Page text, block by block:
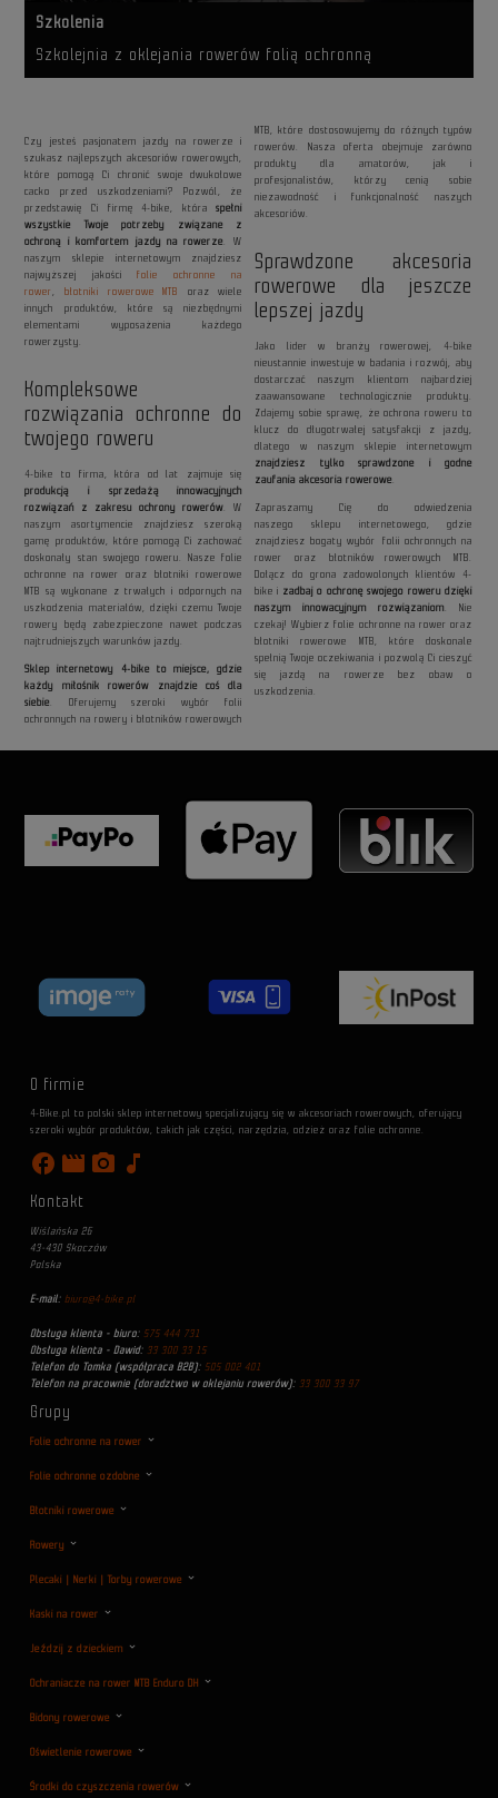
Szkolenia
Szkolejnia z oklejania rowerów folią ochronną
Czy jesteś pasjonatem jazdy na rowerze i
szukasz najlepszych akcesoriów rowerowych,
które pomogą Ci chronić swoje dwukołowe
cacko przed uszkodzeniami? Pozwól, że
przedstawię Ci firmę 4-bike, któraspełni
wszystkie Twoje potrzeby związane z
ochroną i komfortem jazdy na rowerze. W
naszym sklepie internetowym znajdziesz
najwyższej jakości folie ochronne na
rower, błotniki rowerowe MTB
oraz wiele
innych produktów, które są niezbędnymi
elementami wyposażenia każdego
rowerzysty.
Kompleksowe
rozwiązania ochronne do
twojego roweru
4-bike to firma, która od lat zajmuje się
produkcją i sprzedażą innowacyjnych
rozwiązań z zakresu ochrony rowerów. W
naszym asortymencie znajdziesz szeroką
gamę produktów, które pomogą Ci zachować
doskonały stan swojego roweru. Nasze folie
ochronne na rower oraz błotniki rowerowe
MTB są wykonane z trwałych i odpornych na
uszkodzenia materiałów, dzięki czemu Twoje
rowery będą zabezpieczone nawet podczas
najtrudniejszych warunków jazdy.
Sklep internetowy 4-bike to miejsce, gdzie
każdy miłośnik rowerów znajdzie coś dla
siebie. Oferujemy szeroki wybór folii
ochronnych na rowery i błotników rowerowych
MTB, które dostosowujemy do różnych typów
rowerów. Nasza oferta obejmuje zarówno
produkty dla amatorów, jak i
profesjonalistów, którzy cenią sobie
niezawodność i funkcjonalność naszych
akcesoriów.
Sprawdzone akcesoria
rowerowe dla jeszcze
lepszej jazdy
Jako lider w branży rowerowej, 4-bike
nieustannie inwestuje w badania i rozwój, aby
dostarczać naszym klientom najbardziej
zaawansowane technologicznie produkty.
Zdajemy sobie sprawę, że ochrona roweru to
klucz do długotrwałej satysfakcji z jazdy,
dlatego w naszym sklepie internetowym
znajdziesz tylko sprawdzone i godne
zaufania akcesoria rowerowe.
Zapraszamy Cię do odwiedzenia
naszego sklepu internetowego, gdzie
znajdziesz bogaty wybór folii ochronnych na
rower oraz błotników rowerowych MTB.
Dołącz do grona zadowolonych klientów 4-
bike i zadbaj o ochronę swojego roweru dzięki
naszym innowacyjnym rozwiązaniom. Nie
czekaj! Wybierz folie ochronne na rower oraz
błotniki rowerowe MTB, które doskonale
spełnią Twoje oczekiwania i pozwolą Ci cieszyć
się jazdą na rowerze bez obaw o
uszkodzenia.
O firmie
4-Bike.pl to polski sklep internetowy specjalizujący się w akcesoriach rowerowych, oferujący
szeroki wybór produktów, takich jak części, narzędzia, odzież oraz folie ochronne.
facebook movie photo_camera music_note
Kontakt
Wiślańska 26
43-430 Skoczów
Polska
E-mail: biuro@4-bike.pl
Obsługa klienta - biuro: 575 444 731
Obsługa klienta - Dawid: 33 300 33 15
Telefon do Tomka (współpraca B2B): 505 002 401
Telefon na pracownie (doradztwo w oklejaniu rowerów): 33 300 33 97
Grupy
Folie ochronne na rower
Folie ochronne ozdobne
Błotniki rowerowe
Rowery
Plecaki | Nerki | Torby rowerowe
Kaski na rower
Jeździj z dzieckiem
Ochraniacze na rower MTB Enduro DH
Bidony rowerowe
Oświetlenie rowerowe
Środki do czyszczenia rowerów